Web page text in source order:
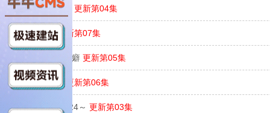
做我的专属队友 更新第04集
当光芒消逝更新第07集
冷淡同期的溺爱癖 更新第05集
马背上的银行 更新第06集
大空港～GATE24～ 更新第03集